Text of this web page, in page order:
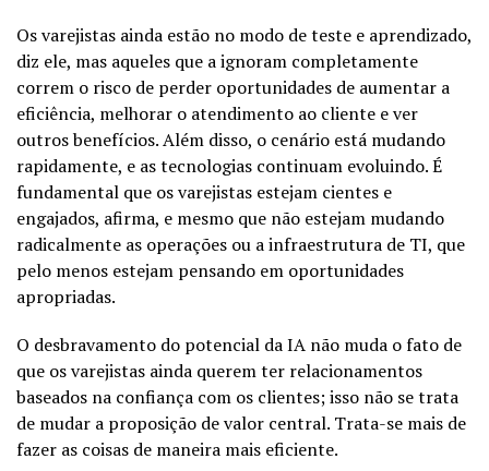
Os varejistas ainda estão no modo de teste e aprendizado,
diz ele, mas aqueles que a ignoram completamente
correm o risco de perder oportunidades de aumentar a
eficiência, melhorar o atendimento ao cliente e ver
outros benefícios. Além disso, o cenário está mudando
rapidamente, e as tecnologias continuam evoluindo. É
fundamental que os varejistas estejam cientes e
engajados, afirma, e mesmo que não estejam mudando
radicalmente as operações ou a infraestrutura de TI, que
pelo menos estejam pensando em oportunidades
apropriadas.
O desbravamento do potencial da IA não muda o fato de
que os varejistas ainda querem ter relacionamentos
baseados na confiança com os clientes; isso não se trata
de mudar a proposição de valor central. Trata-se mais de
fazer as coisas de maneira mais eficiente.